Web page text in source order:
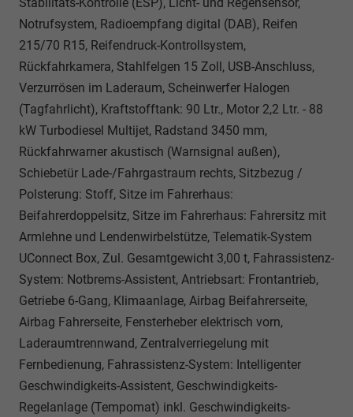
Notrufsystem, Radioempfang digital (DAB), Reifen
215/70 R15, Reifendruck-Kontrollsystem,
Rückfahrkamera, Stahlfelgen 15 Zoll, USB-Anschluss,
Verzurrösen im Laderaum, Scheinwerfer Halogen
(Tagfahrlicht), Kraftstofftank: 90 Ltr., Motor 2,2 Ltr. - 88
kW Turbodiesel Multijet, Radstand 3450 mm,
Rückfahrwarner akustisch (Warnsignal außen),
Schiebetür Lade-/Fahrgastraum rechts, Sitzbezug /
Polsterung: Stoff, Sitze im Fahrerhaus:
Beifahrerdoppelsitz, Sitze im Fahrerhaus: Fahrersitz mit
Armlehne und Lendenwirbelstütze, Telematik-System
UConnect Box, Zul. Gesamtgewicht 3,00 t, Fahrassistenz-
System: Notbrems-Assistent, Antriebsart: Frontantrieb,
Getriebe 6-Gang, Klimaanlage, Airbag Beifahrerseite,
Airbag Fahrerseite, Fensterheber elektrisch vorn,
Laderaumtrennwand, Zentralverriegelung mit
Fernbedienung, Fahrassistenz-System: Intelligenter
Geschwindigkeits-Assistent, Geschwindigkeits-
Regelanlage (Tempomat) inkl. Geschwindigkeits-